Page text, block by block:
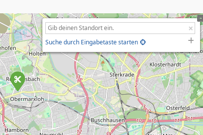
Suche durch Eingabetaste starten